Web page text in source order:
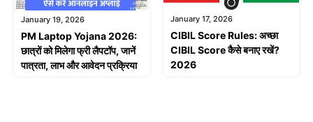
January 19, 2026
PM Laptop Yojana 2026:
छात्रों को मिलेगा फ्री लैपटॉप, जानें
पात्रता, लाभ और आवेदन प्रक्रिया
January 17, 2026
CIBIL Score Rules: अच्छा
CIBIL Score कैसे बनाए रखें?
2026